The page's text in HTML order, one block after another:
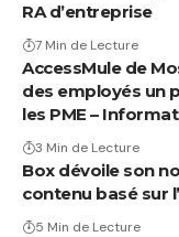
RA d’entreprise
7 Min de Lecture
AccessMule de
des employés un
les PME –
3 Min de Lecture
Box dévoile son
contenu basé sur
5 Min de Lecture